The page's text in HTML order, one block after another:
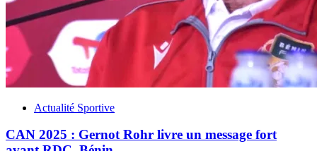
Actualité Sportive
CAN 2025 : Gernot Rohr livre un message fort